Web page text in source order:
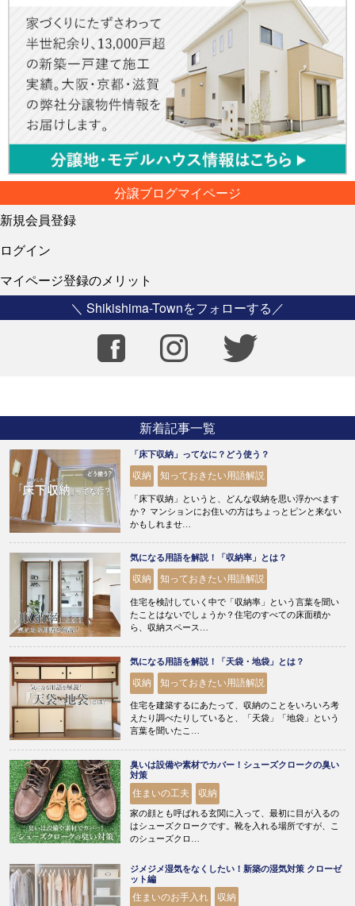
分譲ブログマイページ
新規会員登録
ログイン
マイページ登録のメリット
＼ Shikishima-Townをフォローする／
新着記事一覧
「床下収納」ってなに？どう使う？
収納 知っておきたい用語解説
「床下収納」というと、どんな収納を思い浮かべます
か？ マンションにお住いの方はちょっとピンと来ない
かもしれませ…
気になる用語を解説！「収納率」とは？
収納 知っておきたい用語解説
住宅を検討していく中で「収納率」という言葉を聞い
たことはないでしょうか？住宅のすべての床面積か
ら、収納スペース…
気になる用語を解説！「天袋・地袋」とは？
収納 知っておきたい用語解説
住宅を建築するにあたって、収納のことをいろいろ考
えたり調べたりしていると、「天袋」「地袋」という
言葉を聞いたこ…
臭いは設備や素材でカバー！シューズクロークの臭い
対策
住まいの工夫 収納
家の顔とも呼ばれる玄関に入って、最初に目が入るの
はシューズクロークです。靴を入れる場所ですが、こ
のシューズクロ…
ジメジメ湿気をなくしたい！新築の湿気対策 クローゼ
ット編
住まいのお手入れ 収納